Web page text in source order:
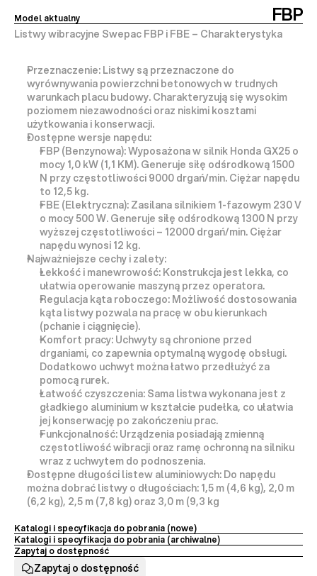
FBP
Model aktualny
Listwy wibracyjne Swepac FBP i FBE – Charakterystyka
Przeznaczenie: Listwy są przeznaczone do
wyrównywania powierzchni betonowych w trudnych
warunkach placu budowy. Charakteryzują się wysokim
poziomem niezawodności oraz niskimi kosztami
użytkowania i konserwacji.
Dostępne wersje napędu:
FBP (Benzynowa): Wyposażona w silnik Honda GX25 o
mocy 1,0 kW (1,1 KM). Generuje siłę odśrodkową 1500
N przy częstotliwości 9000 drgań/min. Ciężar napędu
to 12,5 kg.
FBE (Elektryczna): Zasilana silnikiem 1-fazowym 230 V
o mocy 500 W. Generuje siłę odśrodkową 1300 N przy
wyższej częstotliwości – 12000 drgań/min. Ciężar
napędu wynosi 12 kg.
Najważniejsze cechy i zalety:
Lekkość i manewrowość: Konstrukcja jest lekka, co
ułatwia operowanie maszyną przez operatora.
Regulacja kąta roboczego: Możliwość dostosowania
kąta listwy pozwala na pracę w obu kierunkach
(pchanie i ciągnięcie).
Komfort pracy: Uchwyty są chronione przed
drganiami, co zapewnia optymalną wygodę obsługi.
Dodatkowo uchwyt można łatwo przedłużyć za
pomocą rurek.
Łatwość czyszczenia: Sama listwa wykonana jest z
gładkiego aluminium w kształcie pudełka, co ułatwia
jej konserwację po zakończeniu prac.
Funkcjonalność: Urządzenia posiadają zmienną
częstotliwość wibracji oraz ramę ochronną na silniku
wraz z uchwytem do podnoszenia.
Dostępne długości listew aluminiowych: Do napędu
można dobrać listwy o długościach: 1,5 m (4,6 kg), 2,0 m
(6,2 kg), 2,5 m (7,8 kg) oraz 3,0 m (9,3 kg
Katalogi i specyfikacja do pobrania (nowe)
Katalogi i specyfikacja do pobrania (archiwalne)
Zapytaj o dostępność
Zapytaj o dostępność